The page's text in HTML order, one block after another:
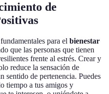
de
para el bienestar
que las personas que tienen
frente al estrés. Crear y
reduce la sensación de
sentido de pertenencia. Puedes
tiempo a tus amigos y